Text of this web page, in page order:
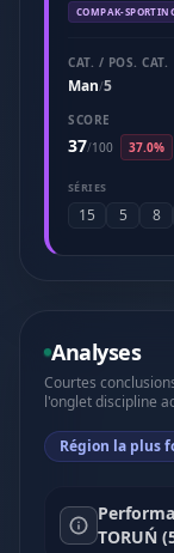
COMPAK-
CAT. / POS. CAT.
Man/5
SCORE
37/100 37.0%
SÉRIES
15 5 8
Analyses
Courtes
l'onglet discipline
Région la plus
TORUŃ